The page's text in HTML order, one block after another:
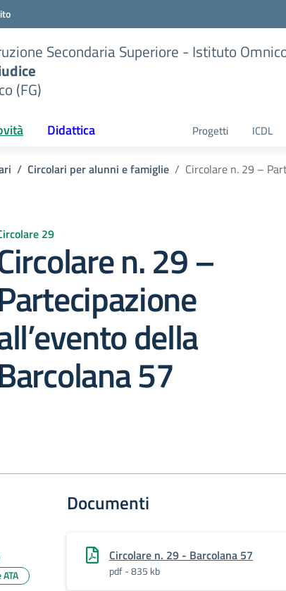
Secondaria Superiore - Istituto
(FG)
Didattica Progetti ICDL
Circolari per alunni e famiglie Circolare n. 29 –
29
n. 29 –
della
57
Documenti
Circolare n. 29 - Barcolana 57
pdf - 835 kb